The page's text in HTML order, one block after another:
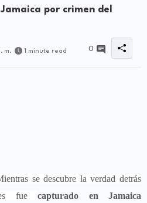
por crimen del
m.
1 minute read 0
se descubre la verdad detrás
fuecapturado en Jamaica